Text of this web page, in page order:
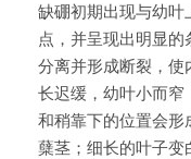
缺硼初期出现与幼叶
点，并呈现出明显
分离并形成断裂，使
长迟缓，幼叶小而窄
和稍靠下的位置会形
蘖茎；细长的叶子变